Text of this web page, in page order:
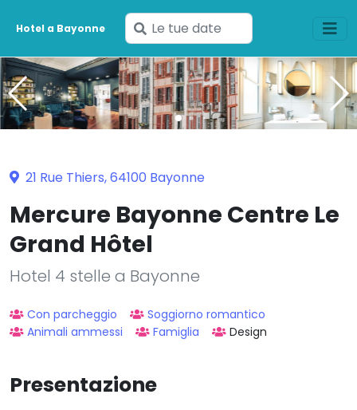
Hotel a Bayonne
Inserisci
le
tue
date
21 Rue Thiers, 64100 Bayonne
Mercure Bayonne Centre Le
Grand Hôtel
Hotel 4 stelle a Bayonne
Con parcheggio
Soggiorno romantico
Animali ammessi
Famiglia Design
Presentazione